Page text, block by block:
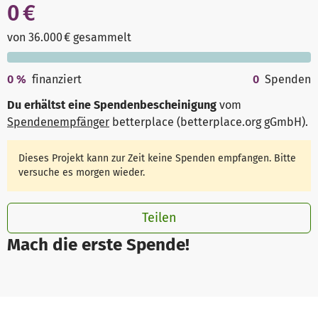
Mach die erste Spende!
0 €
von 36.000 € gesammelt
0 % finanziert 0 Spenden
Du erhältst eine Spendenbescheinigung vom
Spendenempfänger betterplace (betterplace.org gGmbH).
Dieses Projekt kann zur Zeit keine Spenden empfangen. Bitte
versuche es morgen wieder.
Teilen